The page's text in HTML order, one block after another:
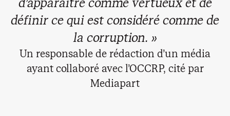
définir ce qui est considéré comme de
la corruption. »
Un responsable de rédaction d’un média
ayant collaboré avec l’OCCRP, cité par
Mediapart